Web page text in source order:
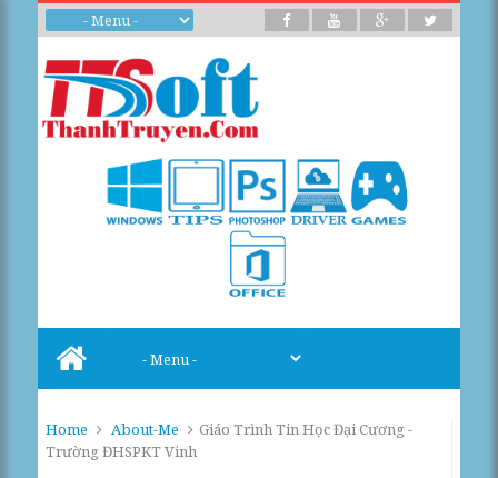
Home About-Me
Giáo Trình Tin Học Đại Cương -
Trường ĐHSPKT Vinh